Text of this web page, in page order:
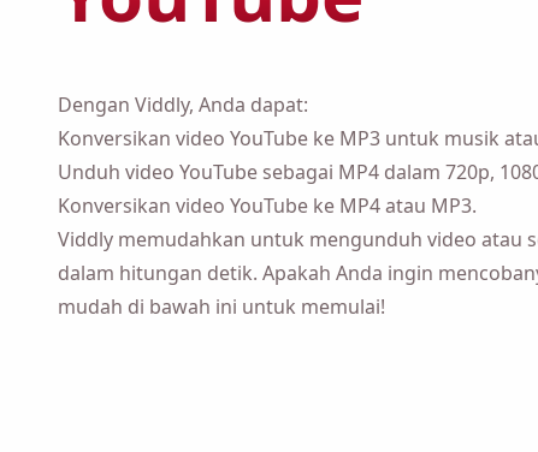
Dengan Viddly, Anda dapat:
Konversikan video YouTube ke MP4 atau MP3.
Viddly memudahkan untuk mengunduh video atau
hitungan detik. Apakah Anda ingin mencobanya
bawah ini untuk memulai!